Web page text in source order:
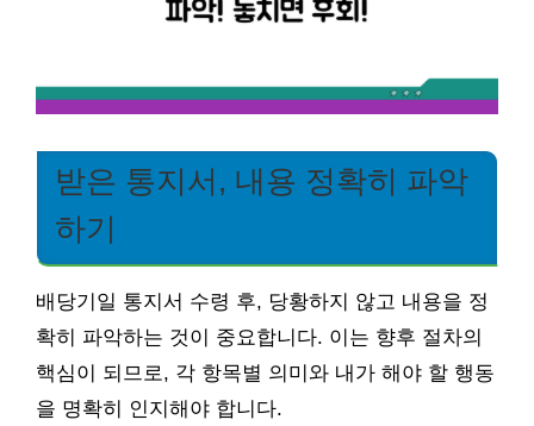
받은 통지서, 내용 정확히 파악
하기
배당기일 통지서 수령 후, 당황하지 않고 내용을 정
확히 파악하는 것이 중요합니다. 이는 향후 절차의
핵심이 되므로, 각 항목별 의미와 내가 해야 할 행동
을 명확히 인지해야 합니다.